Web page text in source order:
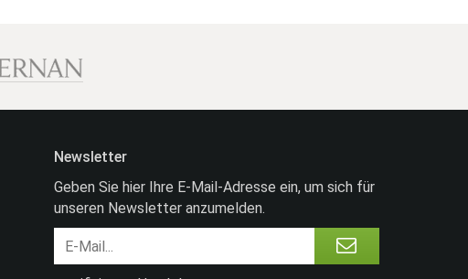
Newsletter
Geben Sie hier Ihre E-Mail-Adresse ein, um sich für
unseren Newsletter anzumelden.